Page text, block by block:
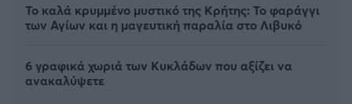
Το καλά κρυμμένο μυστικό της Κρήτης: Το φαράγγι
των Αγίων και η μαγευτική παραλία στο Λιβυκό
6 γραφικά χωριά των Κυκλάδων που αξίζει να
ανακαλύψετε